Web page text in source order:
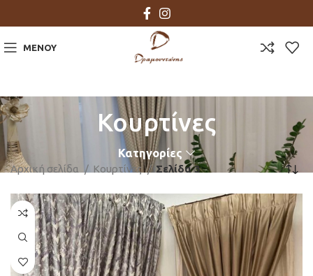
ΜΕΝΟΎ
Κουρτίνες
Κατηγορίες
Αρχική σελίδα Κουρτίνες Σελίδα 3